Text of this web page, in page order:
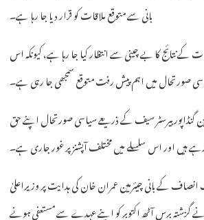
بانی سے متوقع ملاقات کو قرار دیا جا رہا ہے۔
نتائج کا بے چینی سے انتظار کیا جا رہا ہے، کیونکہ اس
صورتحال میں اہم پیش رفت متوقع سمجھی جا رہی ہے۔
گنڈاپور بیرسٹر سیف کے ذریعے سیاسی صورتحال اپنے حق
ہیں اور اس سلسلے میں مختلف آپشنز پر غور جاری ہے۔
کے بانی چیئرمین عمران خان کی ہدایت پر وزیراعلیٰ
نے گزشتہ برس آٹھ اکتوبر کو اپنے عہدے سے مستعفی ہونے